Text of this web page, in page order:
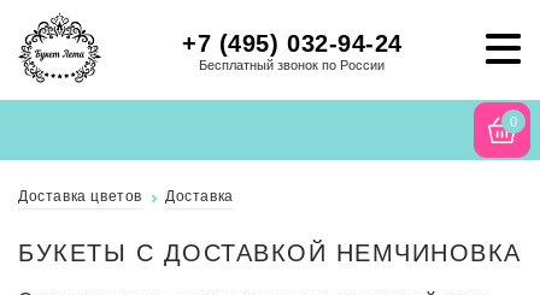
+7 (495) 032-94-24
Бесплатный звонок по России
0
Доставка цветов Доставка
БУКЕТЫ С ДОСТАВКОЙ НЕМЧИНОВКА